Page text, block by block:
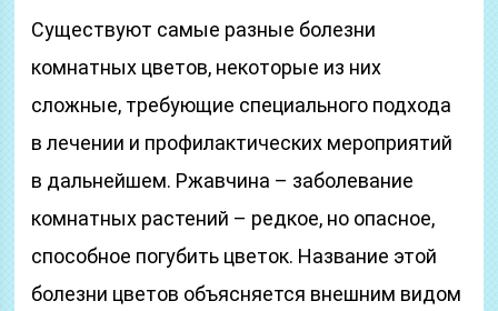
Существуют самые разные болезни
комнатных цветов, некоторые из них
сложные, требующие специального подхода
в лечении и профилактических мероприятий
в дальнейшем. Ржавчина – заболевание
комнатных растений – редкое, но опасное,
способное погубить цветок. Название этой
болезни цветов объясняется внешним видом